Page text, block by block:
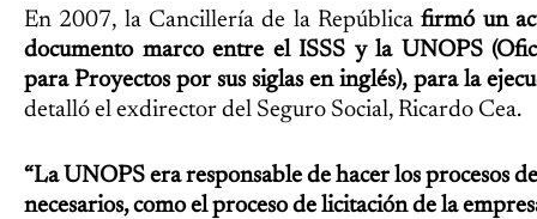
En 2007, la Cancillería de la Repúblicafirmó un
documento marco entre el ISSS y la UNOPS
para Proyectos por sus siglas en inglés), para la
detalló el exdirector del Seguro Social, Ricardo Cea.
“La UNOPS era responsable de hacer los procesos
necesarios, como el proceso de licitación de la